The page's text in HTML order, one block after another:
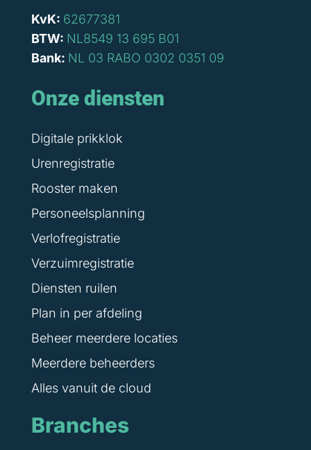
KvK: 62677381
BTW: NL8549 13 695 B01
Bank: NL 03 RABO 0302 0351 09
Onze diensten
Digitale prikklok
Urenregistratie
Rooster maken
Personeelsplanning
Verlofregistratie
Verzuimregistratie
Diensten ruilen
Plan in per afdeling
Beheer meerdere locaties
Meerdere beheerders
Alles vanuit de cloud
Branches